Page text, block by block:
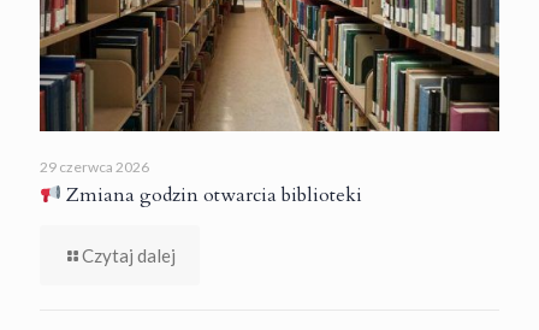
29 czerwca 2026
Zmiana godzin otwarcia biblioteki
Czytaj dalej